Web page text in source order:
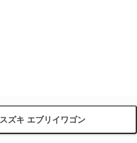
スズキ エブリイワゴン